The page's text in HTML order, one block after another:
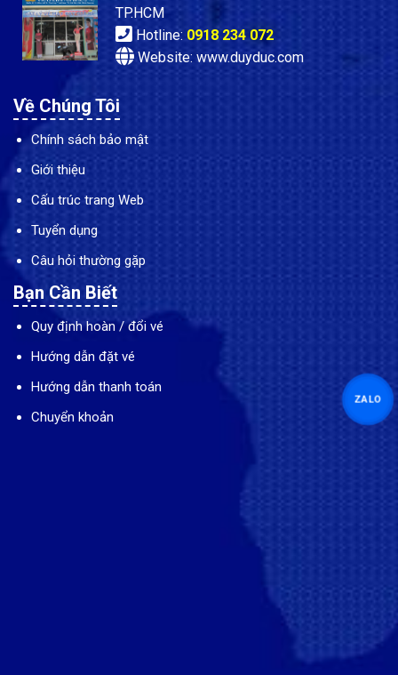
TP.HCM
Hotline: 0918 234 072
Website: www.duyduc.com
Về Chúng Tôi
Chính sách bảo mật
Giới thiệu
Cấu trúc trang Web
Tuyển dụng
Câu hỏi thường gặp
Bạn Cần Biết
Quy định hoàn / đổi vé
Hướng dẫn đặt vé
Hướng dẫn thanh toán
Chuyển khoản
ZALO